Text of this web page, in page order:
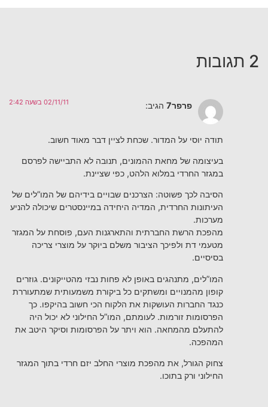
2 תגובות
פרפר7 הגיב: 02/11/11 בשעה 2:42
תודה יוסי על המדור. שכחת לציין דבר מאוד חשוב.
בעיצומה של מחאת ההמונים, תנובה לא התביישה לפרסם
במגזר החרדי במלוא הלהט, כפי שציינת.
הסיבה לכך פשוטה: הצרכנים שבויים בידיהם של המו”לים של
העיתונות החרדית, המדיה היחידה במיינסטרים שיכולה להניע
מערכות.
מהפכת הרשת החברתית והתארגנות העם, פוסחת על המגזר
מטעמי דת ולפיכך הציבור משלם ביוקר על מוצרי צריכה
בסיסיים.
המו”לים, מתנהגים באופן לא פחות נבזי מהטייקונים. גוזרים
קופון מהמנויים ומשתקים כל ביקורת משמעותית שמתעוררת
כנגד החברות העושקות את הלקוח הכי חשוב בהיקפו. כך
הפרסומות זורמות. לעומתם, המו”ל החילוני לא יכול היה
להתעלם מהמחאה. הוא ויתר על הפרסומות וסיקר היטב את
המהפכה.
צחוק הגורל, את מהפכת מוצרי החלב יזם חרדי בתוך המגזר
החילוני ורק בתוכו.